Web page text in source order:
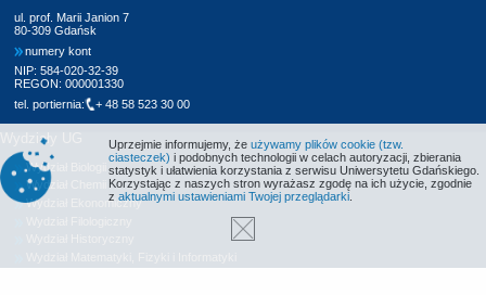
ul. prof. Marii Janion 7
80-309 Gdańsk
numery kont
NIP: 584-020-32-39
REGON: 000001330
tel. portiernia:
+ 48 58 523 30 00
Wydziały UG
Wydział Biologii
Wydział Chemii
Wydział Ekonomiczny
Uprzejmie informujemy, że używamy plików cookie (tzw.
ciasteczek) i podobnych technologii w celach autoryzacji, zbierania
statystyk i ułatwienia korzystania z serwisu Uniwersytetu Gdańskiego.
Korzystając z naszych stron wyrażasz zgodę na ich użycie, zgodnie
z aktualnymi ustawieniami Twojej przeglądarki